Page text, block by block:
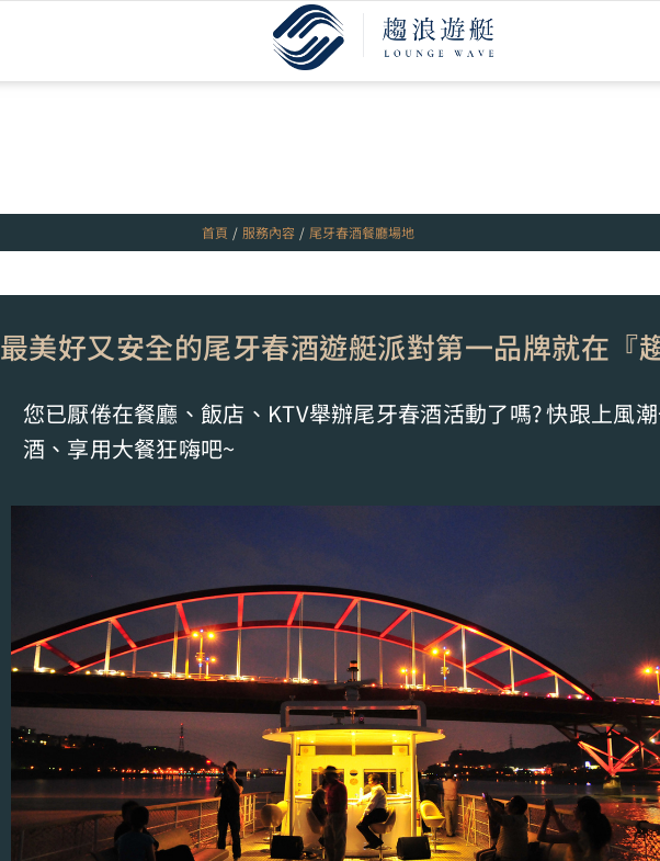
首頁 / 服務內容 / 尾牙春酒餐廳場地
最美好又安全的尾牙春酒遊艇派對第一品牌就在『
您已厭倦在餐廳、飯店、KTV舉辦尾牙春酒活動了嗎? 快跟上風
酒、享用大餐狂嗨吧~